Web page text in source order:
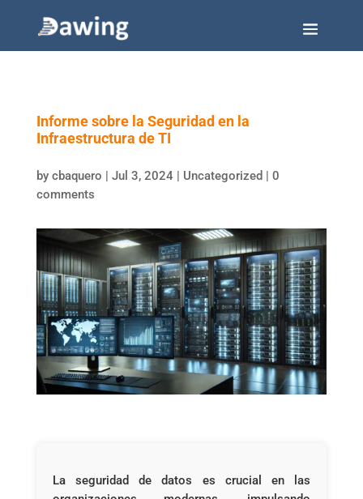
Informe sobre la Seguridad en la
Infraestructura de TI
by cbaquero | Jul 3, 2024| Uncategorized | 0
comments
La seguridad de datos es crucial en las